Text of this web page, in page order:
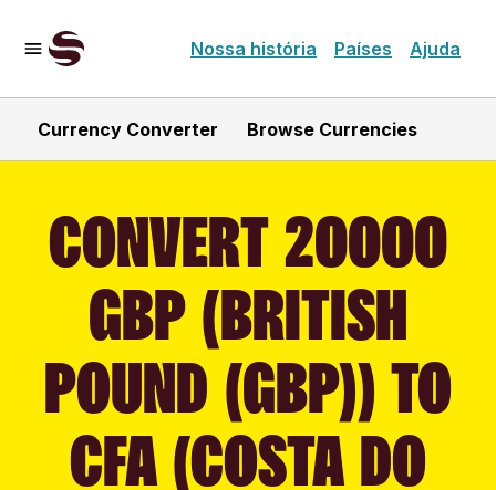
Nossa história Países Ajuda
Currency Converter Browse Currencies
CONVERT 20000
GBP (BRITISH
POUND (GBP)) TO
CFA (COSTA DO